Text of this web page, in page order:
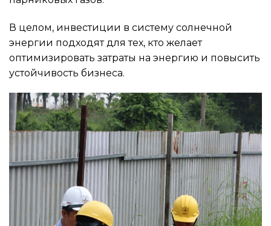
В целом, инвестиции в систему солнечной
энергии подходят для тех, кто желает
оптимизировать затраты на энергию и повысить
устойчивость бизнеса.